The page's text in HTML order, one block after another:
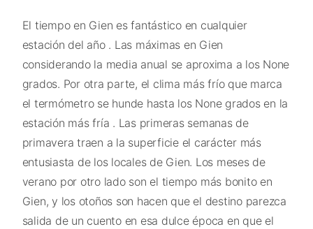
El tiempo en Gien es fantástico en cualquier
estación del año . Las máximas en Gien
considerando la media anual se aproxima a los None
grados. Por otra parte, el clima más frío que marca
el termómetro se hunde hasta los None grados en la
estación más fría . Las primeras semanas de
primavera traen a la superficie el carácter más
entusiasta de los locales de Gien. Los meses de
verano por otro lado son el tiempo más bonito en
Gien, y los otoños son hacen que el destino parezca
salida de un cuento en esa dulce época en que el